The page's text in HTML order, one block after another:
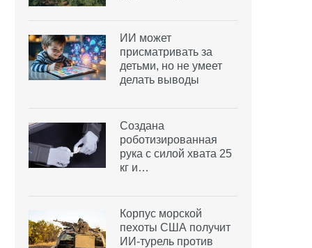
ИИ может
присматривать за
детьми, но не умеет
делать выводы
Создана
роботизированная
рука с силой хвата 25
кг и…
Корпус морской
пехоты США получит
ИИ-турель против